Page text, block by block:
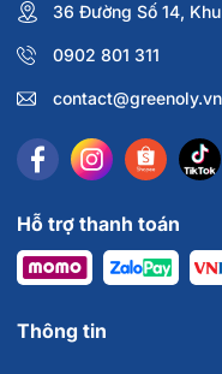
3. Dùng Welson
Hiệu quả có thể cảm
thường thấy sau 1–2
nghỉ ngơi hợp lý.
36 Đường Số 14,
0902 801 311
contact@greenoly.vn
Hỗ trợ thanh toán
Thông tin